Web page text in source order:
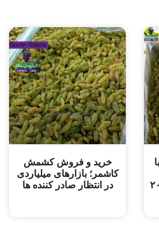
جهانی با مصرف هفتگی ۲۰
خرید و ‌فروش کشمش
کاشمر؛ بازارهای میلیاردی
در انتظار صادر کننده ها